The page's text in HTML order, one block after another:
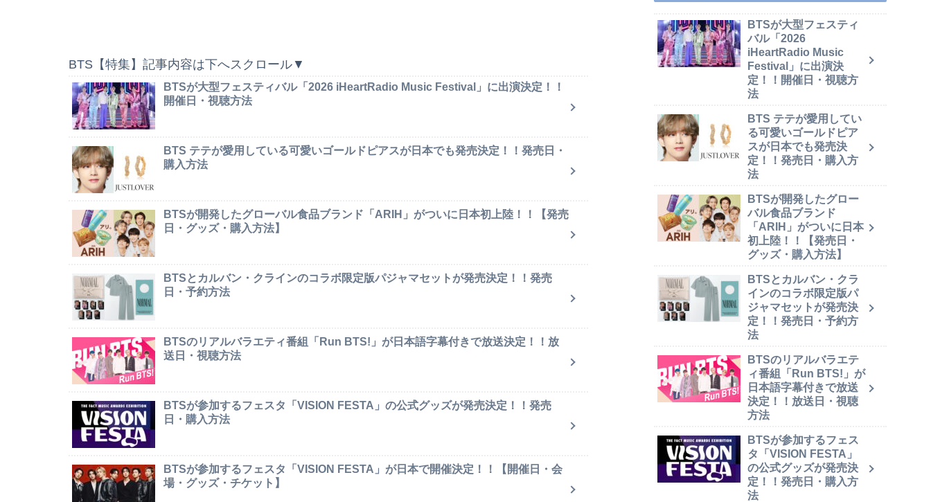
BTS【特集】記事内容は下へスクロール▼
BTSが大型フェスティバル「2026 iHeartRadio Music Festival」に出演決定！！
開催日・視聴方法
BTS テテが愛用している可愛いゴールドピアスが日本でも発売決定！！発売日・
購入方法
BTSが開発したグローバル食品ブランド「ARIH」がついに日本初上陸！！【発売
日・グッズ・購入方法】
BTSとカルバン・クラインのコラボ限定版パジャマセットが発売決定！！発売
日・予約方法
BTSのリアルバラエティ番組「Run BTS!」が日本語字幕付きで放送決定！！放
送日・視聴方法
BTSが参加するフェスタ「VISION FESTA」の公式グッズが発売決定！！発売
日・購入方法
BTSが参加するフェスタ「VISION FESTA」が日本で開催決定！！【開催日・会
場・グッズ・チケット】
BTSが大型フェスティ
バル「2026
iHeartRadio Music
Festival」に出演決
定！！開催日・視聴方
法
BTS テテが愛用してい
る可愛いゴールドピア
スが日本でも発売決
定！！発売日・購入方
法
BTSが開発したグロー
バル食品ブランド
「ARIH」がついに日本
初上陸！！【発売日・
グッズ・購入方法】
BTSとカルバン・クラ
インのコラボ限定版パ
ジャマセットが発売決
定！！発売日・予約方
法
BTSのリアルバラエテ
ィ番組「Run BTS!」が
日本語字幕付きで放送
決定！！放送日・視聴
方法
BTSが参加するフェス
タ「VISION FESTA」
の公式グッズが発売決
定！！発売日・購入方
法